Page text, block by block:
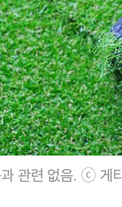
관련 없음. ⓒ 게